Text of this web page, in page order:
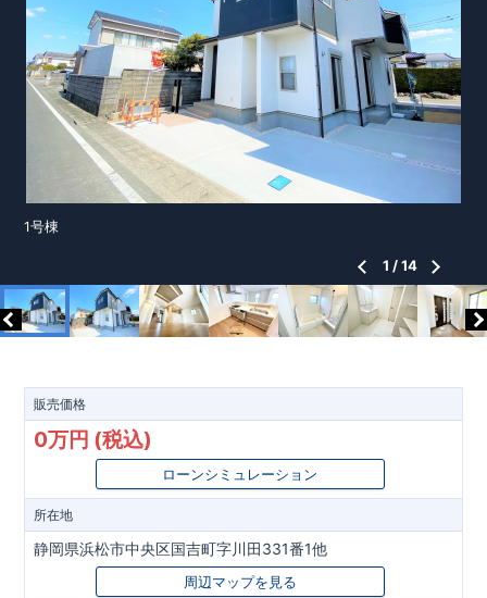
販売価格
0万円 (税込)
ローンシミュレーション
所在地
静岡県浜松市中央区国吉町字川田331番1他
周辺マップを見る
1号棟
1 /14